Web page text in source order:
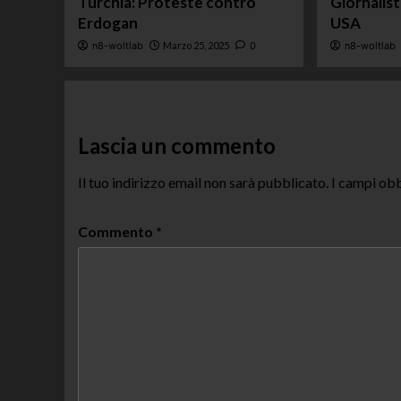
Erdogan
n8-woltlab Marzo 25, 2025 0
USA
n8-woltlab
Lascia un commento
Il tuo indirizzo email non sarà pubblicato. I campi
Commento *